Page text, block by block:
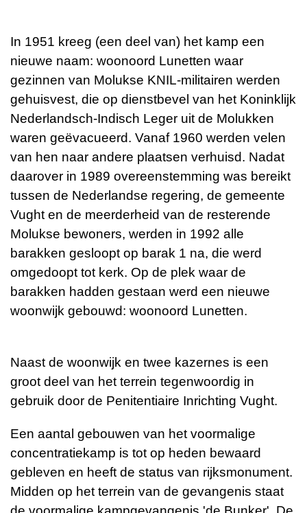
In 1951 kreeg (een deel van) het kamp een
nieuwe naam: woonoord Lunetten waar
gezinnen van Molukse KNIL-militairen werden
gehuisvest, die op dienstbevel van het Koninklijk
Nederlandsch-Indisch Leger uit de Molukken
waren geëvacueerd. Vanaf 1960 werden velen
van hen naar andere plaatsen verhuisd. Nadat
daarover in 1989 overeenstemming was bereikt
tussen de Nederlandse regering, de gemeente
Vught en de meerderheid van de resterende
Molukse bewoners, werden in 1992 alle
barakken gesloopt op barak 1 na, die werd
omgedoopt tot kerk. Op de plek waar de
barakken hadden gestaan werd een nieuwe
woonwijk gebouwd: woonoord Lunetten.
Naast de woonwijk en twee kazernes is een
groot deel van het terrein tegenwoordig in
gebruik door de Penitentiaire Inrichting Vught.
Een aantal gebouwen van het voormalige
concentratiekamp is tot op heden bewaard
gebleven en heeft de status van rijksmonument.
Midden op het terrein van de gevangenis staat